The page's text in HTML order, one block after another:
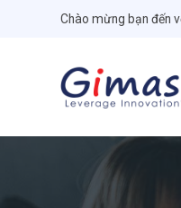
Chào mừng bạn đến